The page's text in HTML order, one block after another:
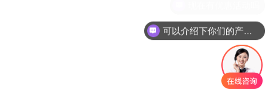
可以介绍下你们的产品么